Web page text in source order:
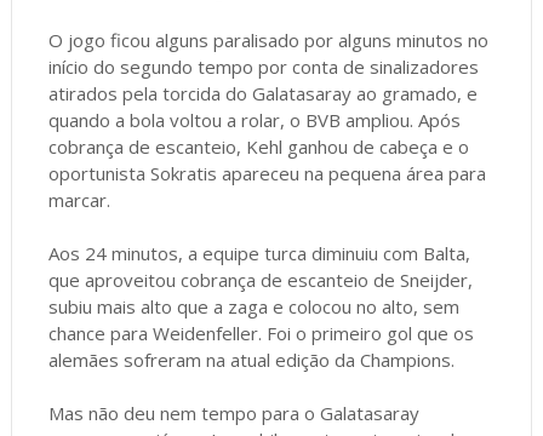
O jogo ficou alguns paralisado por alguns minutos no
início do segundo tempo por conta de sinalizadores
atirados pela torcida do Galatasaray ao gramado, e
quando a bola voltou a rolar, o BVB ampliou. Após
cobrança de escanteio, Kehl ganhou de cabeça e o
oportunista Sokratis apareceu na pequena área para
marcar.
Aos 24 minutos, a equipe turca diminuiu com Balta,
que aproveitou cobrança de escanteio de Sneijder,
subiu mais alto que a zaga e colocou no alto, sem
chance para Weidenfeller. Foi o primeiro gol que os
alemães sofreram na atual edição da Champions.
Mas não deu nem tempo para o Galatasaray